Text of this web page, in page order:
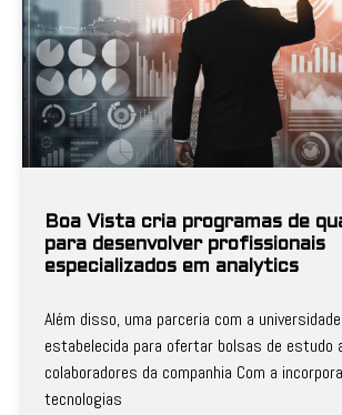
Boa Vista cria programas de
para desenvolver profissionais
especializados em analytics
Além disso, uma parceria com a
estabelecida para ofertar bolsas de estudo
colaboradores da companhia Com a
tecnologias